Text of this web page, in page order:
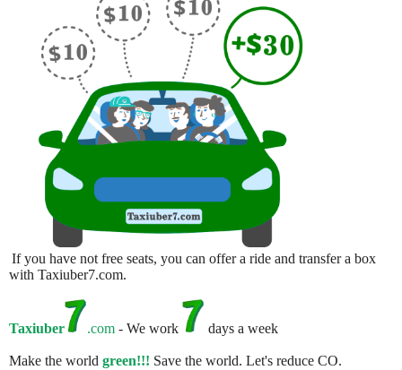
If you have not free seats, you can offer a ride and transfer a box
with Taxiuber7.com.
Taxiuber .com - We work days a week
Make the world green!!! Save the world. Let's reduce CO.